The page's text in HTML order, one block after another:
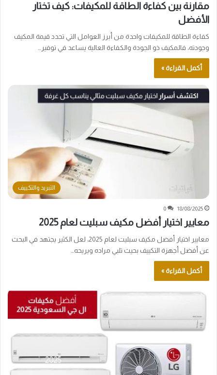
مقارنة بين كفاءة الطاقة للمكيفات: كيف تختار
الأفضل
كفاءة الطاقة للمكيفات واحدة من أبرز العوامل التي تحدد قيمة المكيف
وجودته، فالمكيف ذو الجودة والكفاءة العالية يساعد في توفير…
أكمل القراءة »
التبريد والتكييف
18/08/2025
0
معايير اختيار أفضل مكيف سبليت لعام 2025
معايير اختيار أفضل مكيف سبليت لعام 2025، لعل الكثير يجتهد في البحث
عن أفضل أجهزة التكييف بحيث تلبي مراده ويريحه…
أكمل القراءة »